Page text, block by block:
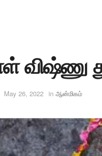
விஷ்ணு
May 26, 2022 in ஆன்மிகம்